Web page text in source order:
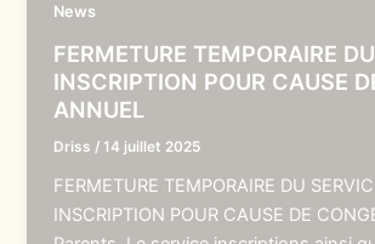
News
FERMETURE TEMPORAIRE
INSCRIPTION POUR CAUSE
ANNUEL
Driss /14 juillet 2025
FERMETURE TEMPORAIRE DU
INSCRIPTION POUR CAUSE DE